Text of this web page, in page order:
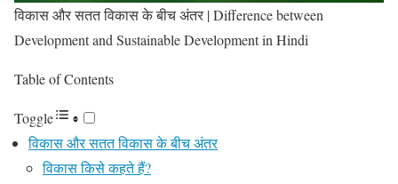
विकास और सतत विकास के बीच अंतर | Difference between
Development and Sustainable Development in Hindi
Table of Contents
Toggle
विकास और सतत विकास के बीच अंतर
विकास किसे कहते हैं?